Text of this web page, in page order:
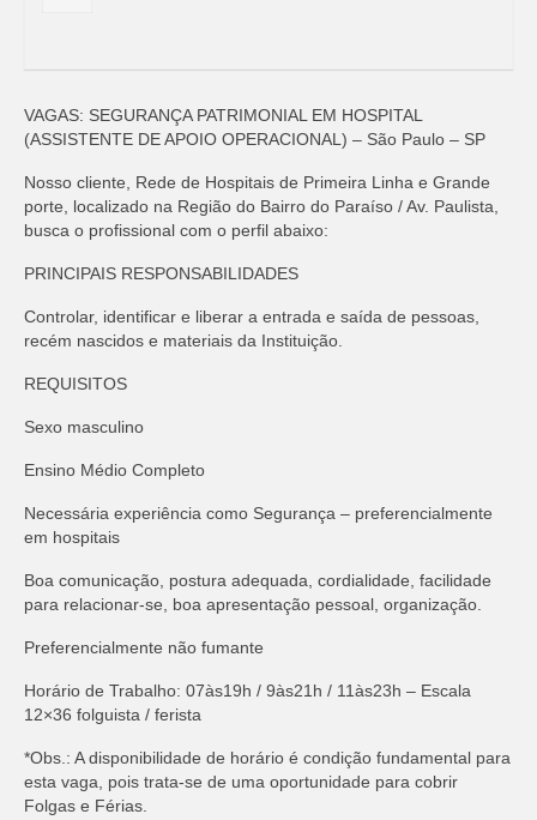
VAGAS: SEGURANÇA PATRIMONIAL EM HOSPITAL
(ASSISTENTE DE APOIO OPERACIONAL) – São Paulo – SP
Nosso cliente, Rede de Hospitais de Primeira Linha e Grande
porte, localizado na Região do Bairro do Paraíso / Av. Paulista,
busca o profissional com o perfil abaixo:
PRINCIPAIS RESPONSABILIDADES
Controlar, identificar e liberar a entrada e saída de pessoas,
recém nascidos e materiais da Instituição.
REQUISITOS
Sexo masculino
Ensino Médio Completo
Necessária experiência como Segurança – preferencialmente
em hospitais
Boa comunicação, postura adequada, cordialidade, facilidade
para relacionar-se, boa apresentação pessoal, organização.
Preferencialmente não fumante
Horário de Trabalho: 07às19h / 9às21h / 11às23h – Escala
12×36 folguista / ferista
*Obs.: A disponibilidade de horário é condição fundamental para
esta vaga, pois trata-se de uma oportunidade para cobrir
Folgas e Férias.